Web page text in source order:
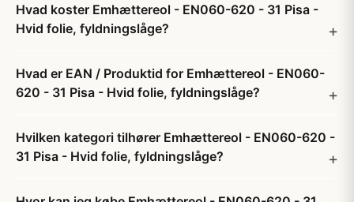
Hvad koster Emhættereol - EN060-620 - 31 Pisa -
Hvid folie, fyldningslåge?
Hvad er EAN / Produktid for Emhættereol - EN060-
620 - 31 Pisa - Hvid folie, fyldningslåge?
Hvilken kategori tilhører Emhættereol - EN060-620 -
31 Pisa - Hvid folie, fyldningslåge?